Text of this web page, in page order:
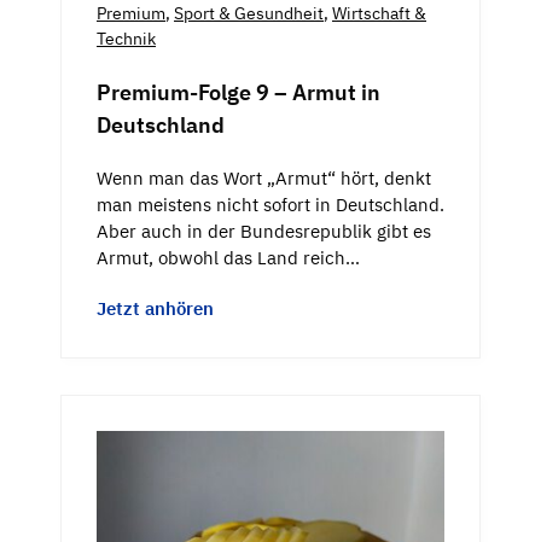
Premium, Sport & Gesundheit, Wirtschaft &
Technik
Premium-Folge 9 – Armut in
Deutschland
Wenn man das Wort „Armut“ hört, denkt
man meistens nicht sofort in Deutschland.
Aber auch in der Bundesrepublik gibt es
Armut, obwohl das Land reich…
Jetzt anhören